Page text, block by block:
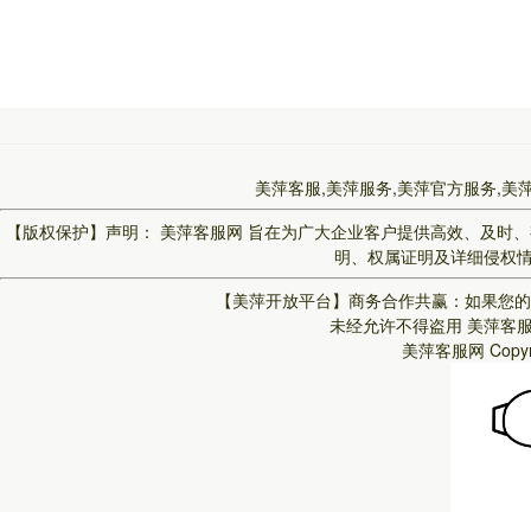
美萍客服,美萍服务,美萍官方服务,美
【版权保护】声明： 美萍客服网 旨在为广大企业客户提供高效、及时
明、权属证明及详细侵权
【美萍开放平台】 商务合作共赢：如果您
未经允许不得盗用 美萍客
美萍客服网